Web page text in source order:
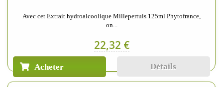
Avec cet Extrait hydroalcoolique Millepertuis 125ml Phytofrance,
on...
22,32 €
Acheter Détails